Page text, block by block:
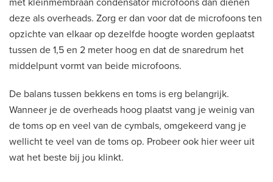
deze als overheads. Zorg er dan voor dat de microfoons ten
opzichte van elkaar op dezelfde hoogte worden geplaatst
tussen de 1,5 en 2 meter hoog en dat de snaredrum het
middelpunt vormt van beide microfoons.
De balans tussen bekkens en toms is erg belangrijk.
Wanneer je de overheads hoog plaatst vang je weinig van
de toms op en veel van de cymbals, omgekeerd vang je
wellicht te veel van de toms op. Probeer ook hier weer uit
wat het beste bij jou klinkt.